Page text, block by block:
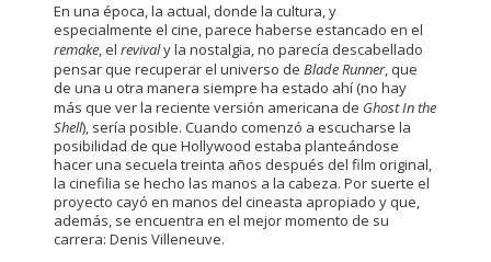
En una época, la actual, donde la cultura, y
especialmente el cine, parece haberse estancado en el
remake, el revivaly la nostalgia, no parecía descabellado
pensar que recuperar el universo de Blade Runner, que
de una u otra manera siempre ha estado ahí (no hay
más que ver la reciente versión americana de Ghost In the
Shell), sería posible. Cuando comenzó a escucharse la
posibilidad de que Hollywood estaba planteándose
hacer una secuela treinta años después del film original,
la cinefilia se hecho las manos a la cabeza. Por suerte el
proyecto cayó en manos del cineasta apropiado y que,
además, se encuentra en el mejor momento de su
carrera: Denis Villeneuve.